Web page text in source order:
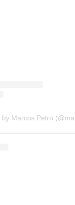
by Marcos Petro